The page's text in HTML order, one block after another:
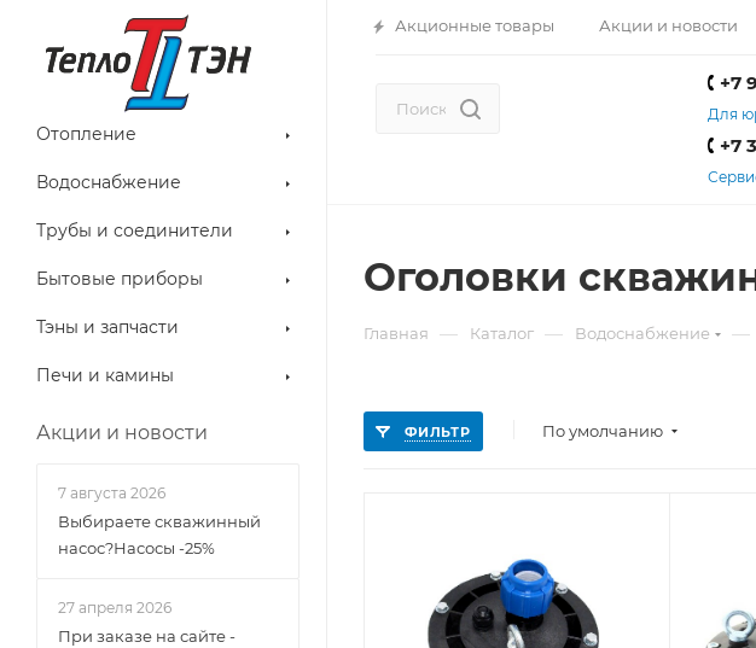
Акционные товары Акции и новости
+7
Для
+7
Отопление
Водоснабжение
Трубы и соединители
Бытовые приборы
Тэны и запчасти
Печи и камины
Акции и новости
7 августа 2026
Выбираете скважинный
насос?Насосы -25%
27 апреля 2026
При заказе на сайте -
Оголовки
Главная — Каталог — Водоснабжение —
ФИЛЬТР По умолчанию